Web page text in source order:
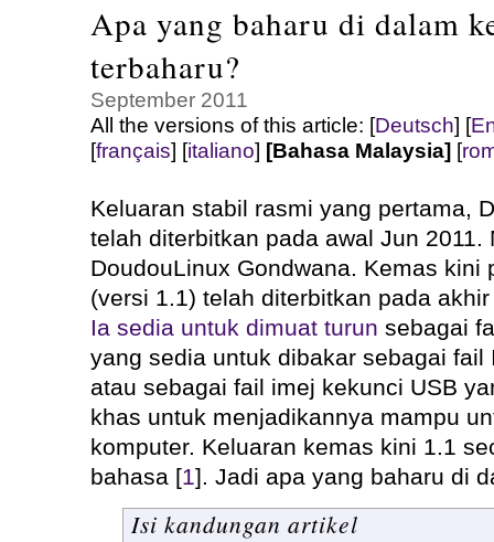
Apa yang baharu di dalam
terbaharu?
September 2011
All the versions of this article: [Deutsch] [
[français] [italiano] [Bahasa Malaysia] [
Keluaran stabil rasmi yang pertama,
telah diterbitkan pada awal Jun 2011.
DoudouLinux Gondwana. Kemas kini
(versi 1.1) telah diterbitkan pada
Ia sedia untuk dimuat turun sebagai
yang sedia untuk dibakar sebagai fail
atau sebagai fail imej kekunci USB
khas untuk menjadikannya mampu
komputer. Keluaran kemas kini 1.1
bahasa [1]. Jadi apa yang baharu di
Isi kandungan artikel